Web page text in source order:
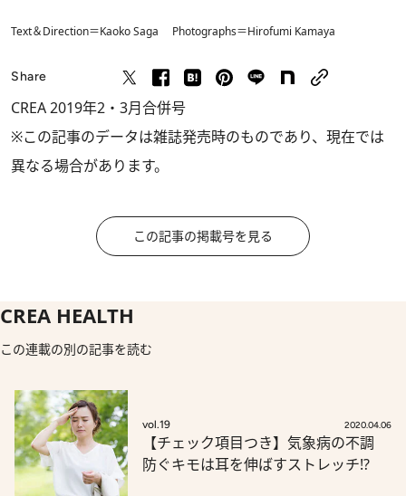
Text＆Direction＝Kaoko Saga Photographs＝Hirofumi Kamaya
Share
CREA 2019年2・3月合併号
※この記事のデータは雑誌発売時のものであり、現在では
異なる場合があります。
この記事の掲載号を見る
CREA HEALTH
この連載の別の記事を読む
vol.19 2020.04.06
【チェック項目つき】気象病の不調
防ぐキモは耳を伸ばすストレッチ⁉